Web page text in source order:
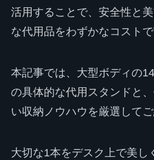
活用することで、安全性と
な代用品をわずかなコストで
本記事では、大型ボディの
の具体的な代用スタンドと
い収納ノウハウを厳選してご
大切な1本をデスク上で美し